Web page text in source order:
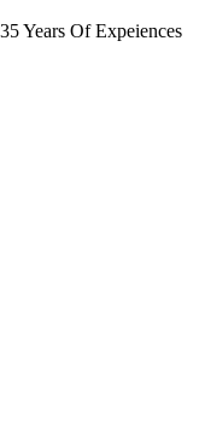
Years Of Expeiences